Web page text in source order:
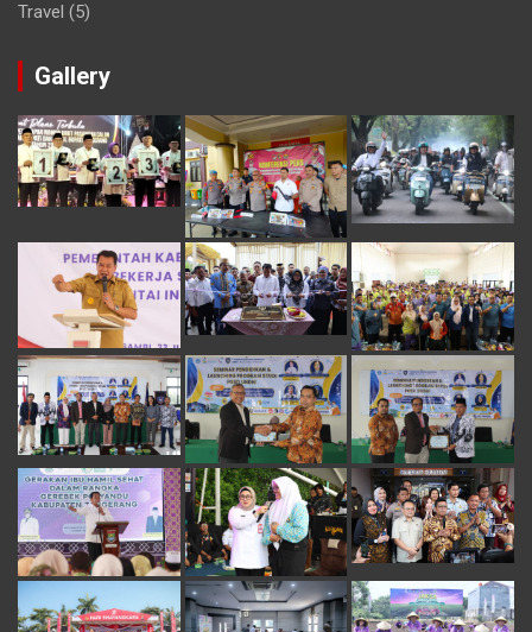
Travel (5)
Gallery